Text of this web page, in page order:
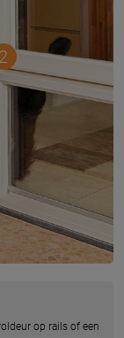
2
op rails of een